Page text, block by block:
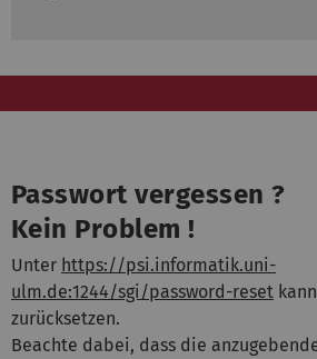
Passwort vergessen ?
Kein Problem !
Unter https://psi.informatik.uni-
ulm.de:1244/sgi/password-reset
zurücksetzen.
Beachte dabei, dass die